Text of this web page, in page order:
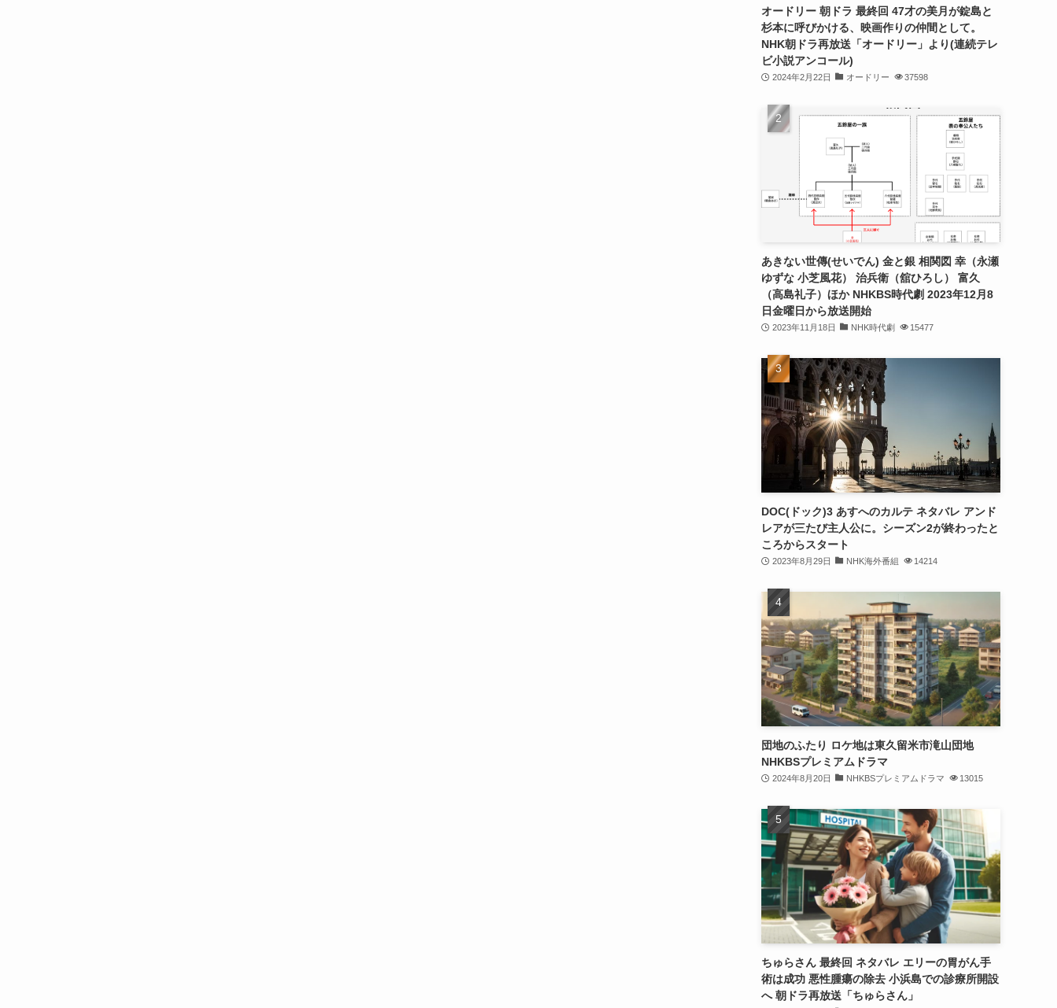
オードリー 朝ドラ 最終回 47才の美月が錠島と
杉本に呼びかける、映画作りの仲間として。
NHK朝ドラ再放送「オードリー」より(連続テレ
ビ小説アンコール)
2024年2月22日 オードリー 37598
あきない世傳(せいでん) 金と銀 相関図 幸（永瀬
ゆずな 小芝風花） 治兵衛（舘ひろし） 富久
（高島礼子）ほか NHKBS時代劇 2023年12月8
日金曜日から放送開始
2023年11月18日 NHK時代劇 15477
DOC(ドック)3 あすへのカルテ ネタバレ アンド
レアが三たび主人公に。シーズン2が終わったと
ころからスタート
2023年8月29日 NHK海外番組 14214
団地のふたり ロケ地は東久留米市滝山団地
NHKBSプレミアムドラマ
2024年8月20日 NHKBSプレミアムドラマ 13015
ちゅらさん 最終回 ネタバレ エリーの胃がん手
術は成功 悪性腫瘍の除去 小浜島での診療所開設
へ 朝ドラ再放送「ちゅらさん」